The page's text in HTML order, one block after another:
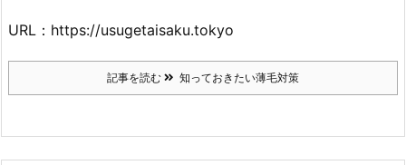
URL：https://usugetaisaku.tokyo
記事を読む 知っておきたい薄毛対策